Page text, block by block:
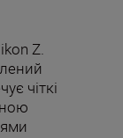
Z.
чіткі